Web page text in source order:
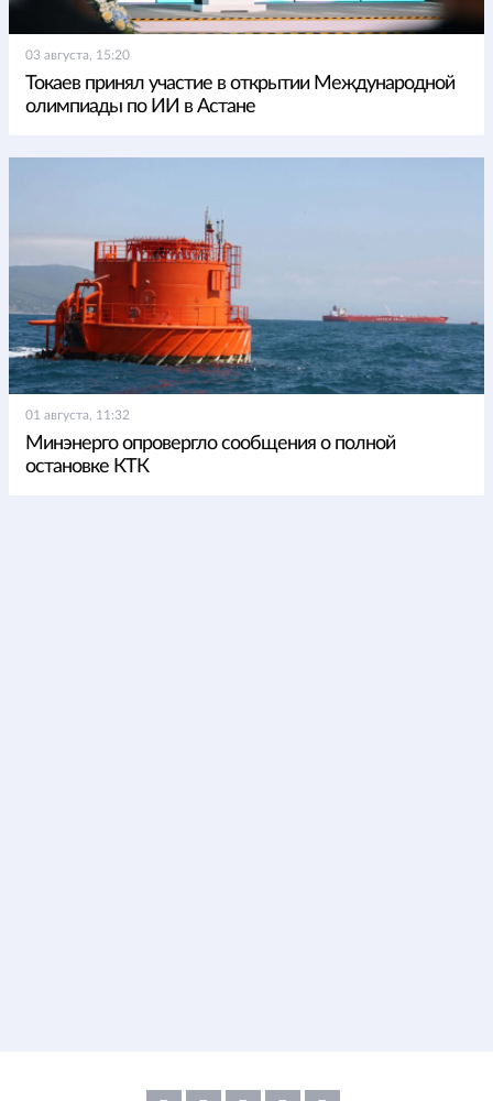
03 августа, 15:20
Токаев принял участие в открытии Международной
олимпиады по ИИ в Астане
01 августа, 11:32
Минэнерго опровергло сообщения о полной
остановке КТК